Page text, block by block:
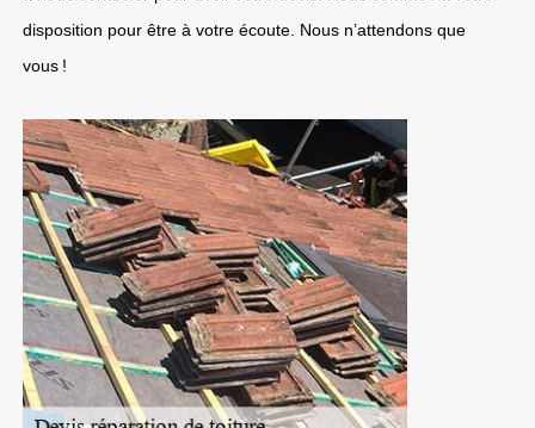
disposition pour être à votre écoute. Nous n’attendons que
vous !